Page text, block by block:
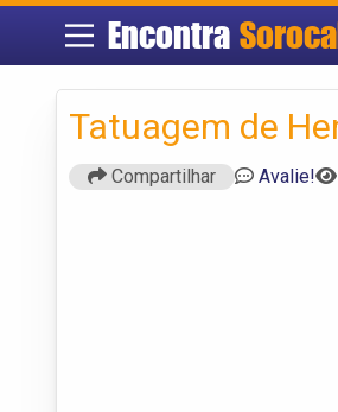
Encontra
Tatuagem de
Compartilhar Avalie!